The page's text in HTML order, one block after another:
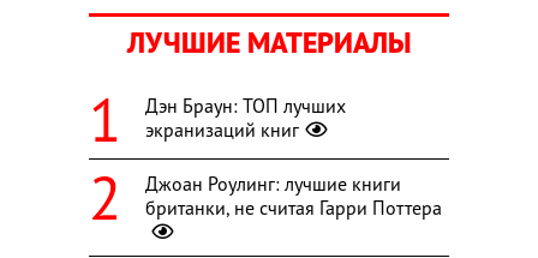
ЛУЧШИЕ МАТЕРИАЛЫ
Дэн Браун: ТОП лучших
экранизаций книг
Джоан Роулинг: лучшие книги
британки, не считая Гарри Поттера